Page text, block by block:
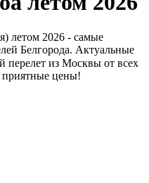
летом 2026 - самые
Белгорода. Актуальные
перелет из Москвы от всех
приятные цены!